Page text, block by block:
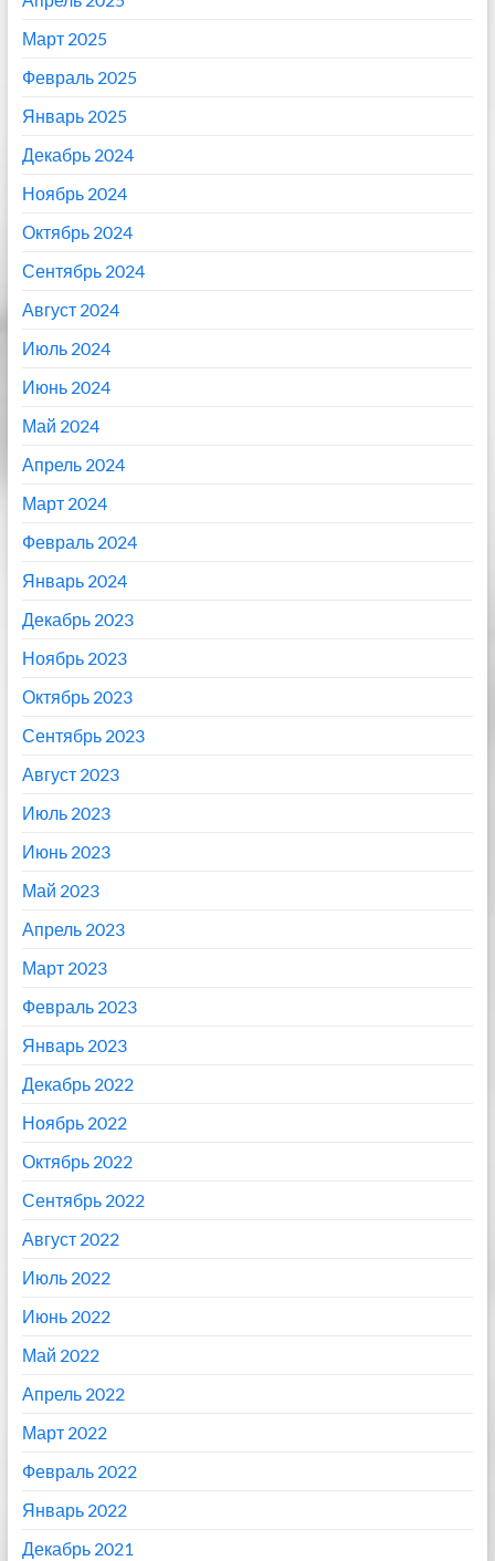
Март 2025
Февраль 2025
Январь 2025
Декабрь 2024
Ноябрь 2024
Октябрь 2024
Сентябрь 2024
Август 2024
Июль 2024
Июнь 2024
Май 2024
Апрель 2024
Март 2024
Февраль 2024
Январь 2024
Декабрь 2023
Ноябрь 2023
Октябрь 2023
Сентябрь 2023
Август 2023
Июль 2023
Июнь 2023
Май 2023
Апрель 2023
Март 2023
Февраль 2023
Январь 2023
Декабрь 2022
Ноябрь 2022
Октябрь 2022
Сентябрь 2022
Август 2022
Июль 2022
Июнь 2022
Май 2022
Апрель 2022
Март 2022
Февраль 2022
Январь 2022
Декабрь 2021